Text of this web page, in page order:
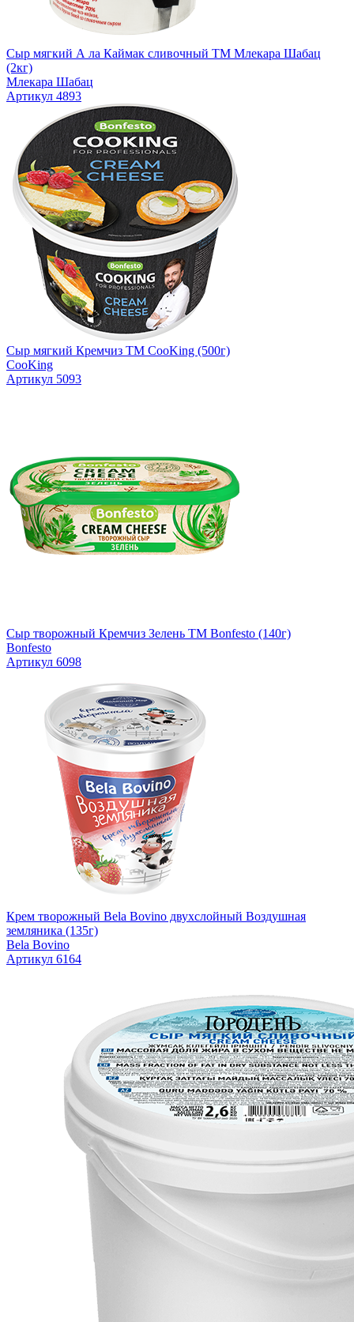
Сыр мягкий А ла Каймак сливочный TM Млекара Шабац
(2кг)
Млекара Шабац
Артикул 4893
Сыр мягкий Кремчиз TM CooKing (500г)
CooKing
Артикул 5093
Сыр творожный Кремчиз Зелень ТМ Bonfesto (140г)
Bonfesto
Артикул 6098
Крем творожный Bela Bovino двухслойный Воздушная
земляника (135г)
Bela Bovino
Артикул 6164